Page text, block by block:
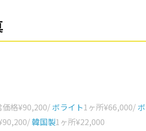
価格¥90,200/ ボライト1ヶ所¥66,000/ ボ
/韓国製1ヶ所¥22,000